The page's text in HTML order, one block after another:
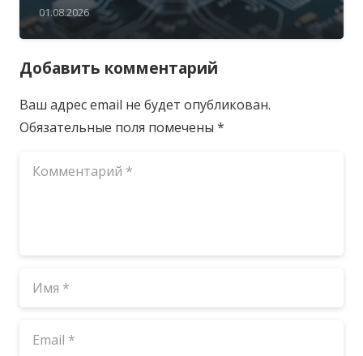
01.08.2026
Добавить комментарий
Ваш адрес email не будет опубликован.
Обязательные поля помечены *